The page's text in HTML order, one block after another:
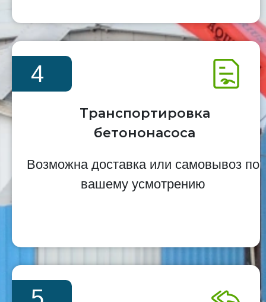
4
Транспортировка
бетононасоса
Возможна доставка или самовывоз по
вашему усмотрению